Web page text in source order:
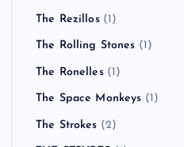
The Rezillos(1)
The Rolling Stones (1)
The Ronelles(1)
The Space Monkeys (1)
The Strokes (2)